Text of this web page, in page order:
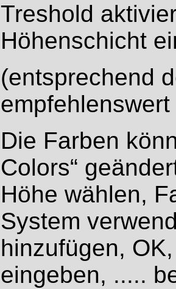
Treshold
Höhenschicht
(entsprechend
Die Farben
Colors“
Höhe wählen,
System
hinzufügen,
eingeben, .....